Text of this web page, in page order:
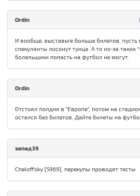
Ordin
И вообще, выставьте больше билетов, пусть
спекулянты лосонут тунца. А то из-за
болельщики попасть на футбол не могут.
Ordin
Отстоял полдня в "Европе", потом на
остался без билетов. Дайте билеты на
запад39
Cheloffsky [5969], перекупы проводят тесты